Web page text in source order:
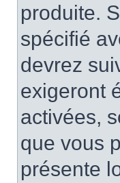
produite.
spécifié
devrez
exigeront
activées,
que vous
présente